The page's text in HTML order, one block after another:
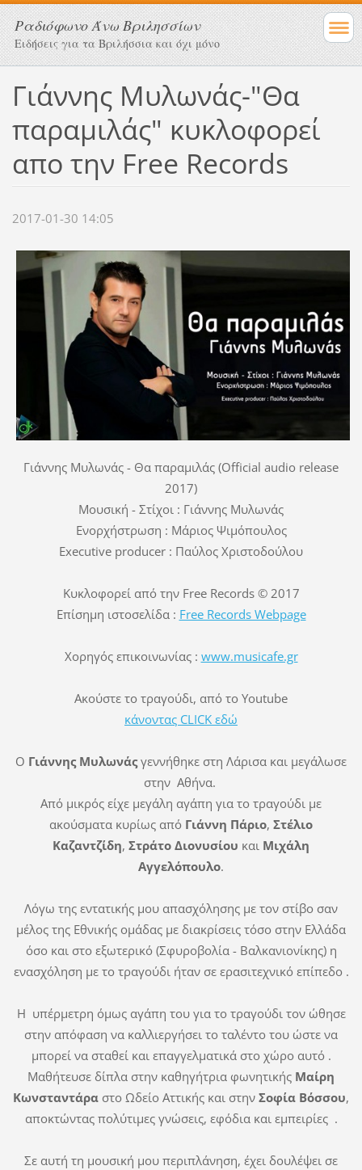
Ραδιόφωνο Άνω Βριλησσίων
Ειδήσεις για τα Βριλήσσια και όχι μόνο
Γιάννης Μυλωνάς-"Θα
παραμιλάς" κυκλοφορεί
απο την Free Records
2017-01-30 14:05
Γιάννης Μυλωνάς - Θα παραμιλάς (Official audio release
2017)
Μουσική - Στίχοι : Γιάννης Μυλωνάς
Ενορχήστρωση : Μάριος Ψιμόπουλος
Executive producer : Παύλος Χριστοδούλου
Kυκλοφορεί από την Free Records © 2017
Επίσημη ιστοσελίδα : Free Records Webpage
Χορηγός επικοινωνίας : www.musicafe.gr
Ακούστε το τραγούδι, από το Youtube
κάνοντας CLICK εδώ
Ο Γιάννης Μυλωνάς γεννήθηκε στη Λάρισα και μεγάλωσε
στην Αθήνα.
Από μικρός είχε μεγάλη αγάπη για το τραγούδι με
ακούσματα κυρίως από Γιάννη Πάριο, Στέλιο
Καζαντζίδη, Στράτο Διονυσίου και Μιχάλη
Αγγελόπουλο.
Λόγω της εντατικής μου απασχόλησης με τον στίβο σαν
μέλος της Εθνικής ομάδας με διακρίσεις τόσο στην Ελλάδα
όσο και στο εξωτερικό (Σφυροβολία - Βαλκανιονίκης) η
ενασχόληση με το τραγούδι ήταν σε ερασιτεχνικό επίπεδο .
Η υπέρμετρη όμως αγάπη του για το τραγούδι τον ώθησε
στην απόφαση να καλλιεργήσει το ταλέντο του ώστε να
μπορεί να σταθεί και επαγγελματικά στο χώρο αυτό .
Μαθήτευσε δίπλα στην καθηγήτρια φωνητικής Μαίρη
Κωνσταντάρα στο Ωδείο Αττικής και στην Σοφία Βόσσου,
αποκτώντας πολύτιμες γνώσεις, εφόδια και εμπειρίες .
Σε αυτή τη μουσική μου περιπλάνηση, έχει δουλέψει σε